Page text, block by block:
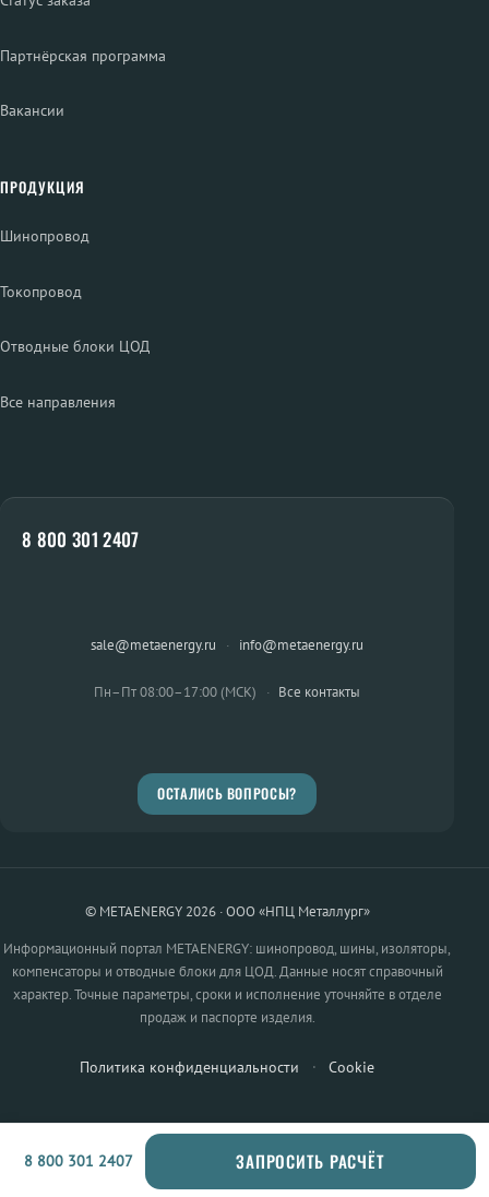
Партнёрская программа
Вакансии
ПРОДУКЦИЯ
Шинопровод
Токопровод
Отводные блоки ЦОД
Все направления
8 800 301 2407
sale@metaenergy.ru · info@metaenergy.ru
Пн–Пт 08:00–17:00 (МСК) · Все контакты
ОСТАЛИСЬ ВОПРОСЫ?
© METAENERGY 2026 · ООО «НПЦ Металлург»
Информационный портал METAENERGY: шинопровод, шины, изоляторы,
компенсаторы и отводные блоки для ЦОД. Данные носят справочный
характер. Точные параметры, сроки и исполнение уточняйте в отделе
продаж и паспорте изделия.
Политика конфиденциальности · Cookie
8 800 301 2407 ЗАПРОСИТЬ РАСЧЁТ